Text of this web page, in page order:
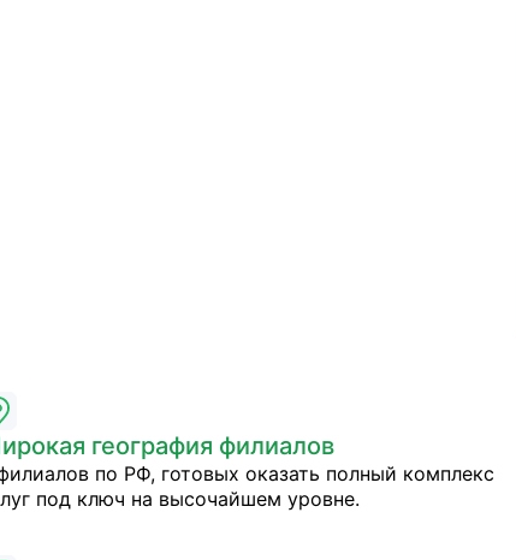
география филиалов
по РФ, готовых оказать полный комплекс
под ключ на высочайшем уровне.